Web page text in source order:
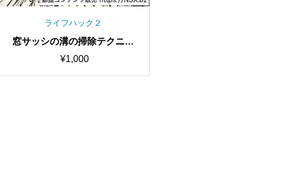
ライフハック２
窓サッシの溝の掃除テクニッ
クショート動画セット
¥1,000